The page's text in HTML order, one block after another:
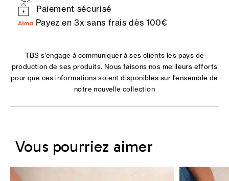
Paiement sécurisé
Payez en 3x sans frais dès 100€
TBS s'engage à communiquer à ses clients les pays de
production de ses produits. Nous faisons nos meilleurs efforts
pour que ces informations soient disponibles sur l'ensemble de
notre nouvelle collection
Vous pourriez aimer